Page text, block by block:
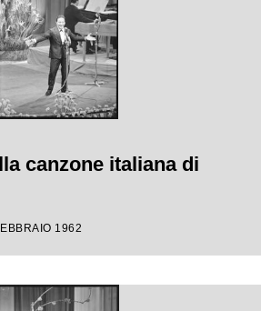
canzone italiana di
1962